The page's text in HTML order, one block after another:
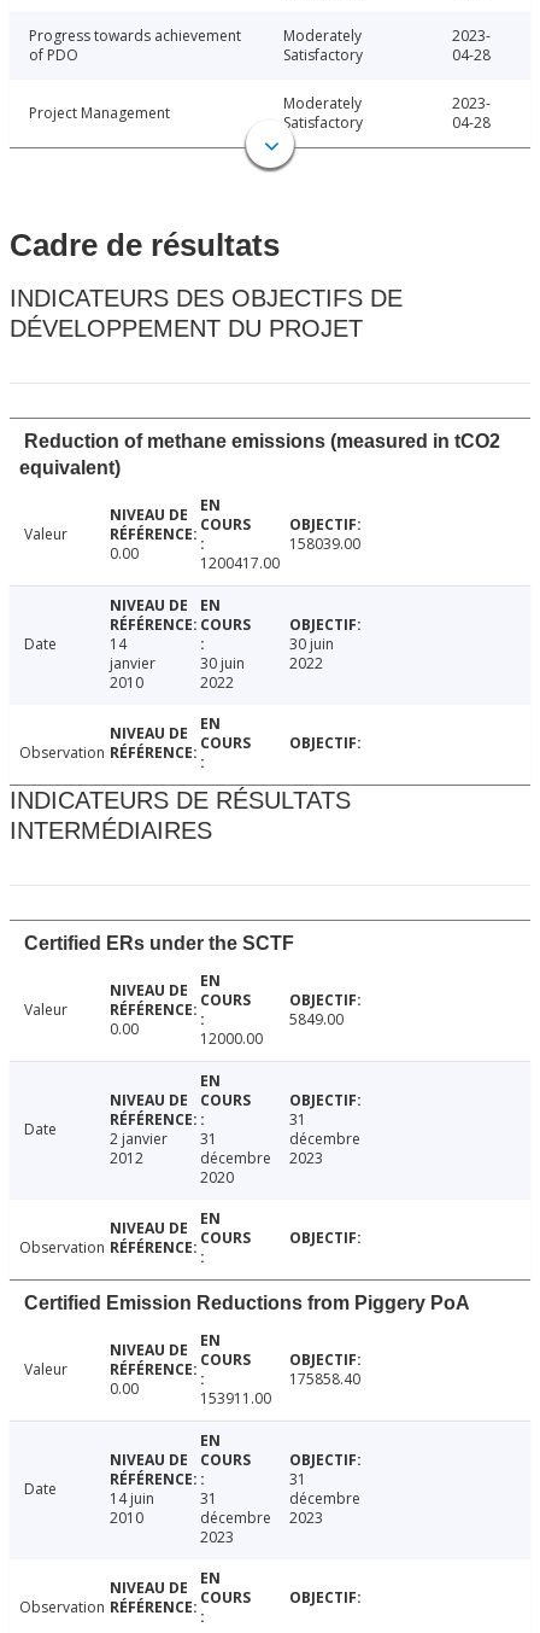
Progress towards achievement
of PDO
Moderately
Satisfactory
2023-
04-28
Project Management
Moderately
Satisfactory
2023-
04-28
Cadre de résultats
INDICATEURS DES OBJECTIFS DE
DÉVELOPPEMENT DU PROJET
Reduction of methane emissions (measured in tCO2
equivalent)
Valeur
0.00
1200417.00
158039.00
Date
14
janvier
2010
30 juin
2022
30 juin
2022
Observation
INDICATEURS DE RÉSULTATS
INTERMÉDIAIRES
Certified ERs under the SCTF
Valeur
0.00
12000.00
5849.00
Date
2 janvier
2012
31
décembre
2020
31
décembre
2023
Observation
Certified Emission Reductions from Piggery PoA
Valeur
0.00
153911.00
175858.40
Date
14 juin
2010
31
décembre
2023
31
décembre
2023
Observation